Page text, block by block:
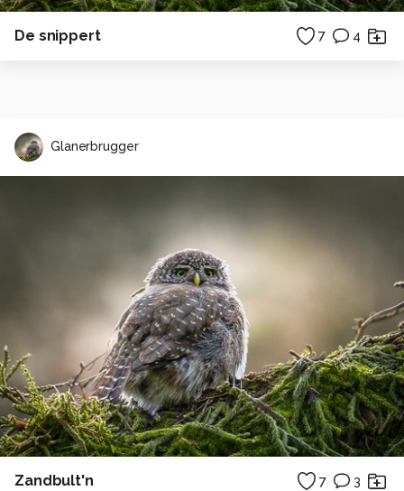
De snippert 7 4
Glanerbrugger
Zandbult'n 7 3